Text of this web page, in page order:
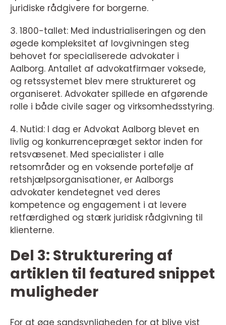
juridiske rådgivere for borgerne.
3. 1800-tallet: Med industrialiseringen og den
øgede kompleksitet af lovgivningen steg
behovet for specialiserede advokater i
Aalborg. Antallet af advokatfirmaer voksede,
og retssystemet blev mere struktureret og
organiseret. Advokater spillede en afgørende
rolle i både civile sager og virksomhedsstyring.
4. Nutid: I dag er Advokat Aalborg blevet en
livlig og konkurrencepræget sektor inden for
retsvæsenet. Med specialister i alle
retsområder og en voksende portefølje af
retshjælpsorganisationer, er Aalborgs
advokater kendetegnet ved deres
kompetence og engagement i at levere
retfærdighed og stærk juridisk rådgivning til
klienterne.
Del 3: Strukturering af
artiklen til featured snippet
muligheder